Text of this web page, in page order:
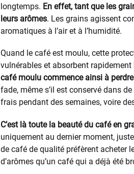
longtemps. En effet, tant que les
leurs arômes. Les grains agissent
aromatiques à l’air et à l’humidité.
Quand le café est moulu, cette
vulnérables et absorbent rapidement
café moulu commence ainsi à
fade, même s’il est conservé dans
frais pendant des semaines, voire
C’est là toute la beauté du café en
uniquement au dernier moment,
de café de qualité préfèrent acheter
d’arômes qu’un café qui a déjà été